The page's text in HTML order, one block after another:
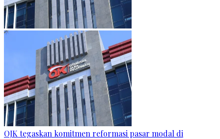
OJK tegaskan komitmen reformasi pasar modal di